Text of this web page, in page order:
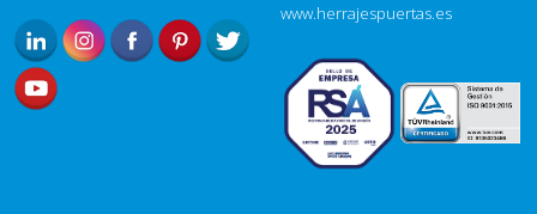
www.herrajespuertas.es